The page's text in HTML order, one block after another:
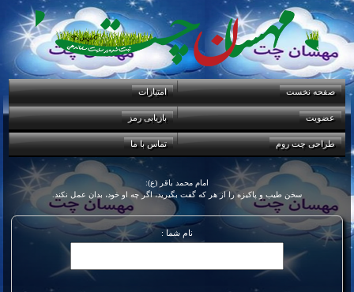
صفحه نخست امتيازات
عضویت بازیابی رمز
طراحی چت روم تماس با ما
امام محمد باقر (ع):
سخن طيب و پاکيزه را از هر که گفت بگيريد،‌ اگر چه او خود،‌ بدان عمل نکند.
نام شما :